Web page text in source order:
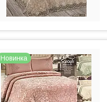
Новинка